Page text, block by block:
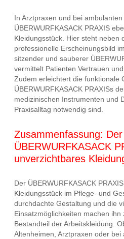
In Arztpraxen und bei
ÜBERWURFKASACK PRAXIS
Kleidungsstück. Hier steht neben
professionelle Erscheinungsbild
sitzender und sauberer
vermittelt Patienten Vertrauen
Zudem erleichtert die funktionale
ÜBERWURFKASACK PRAXISs
medizinischen Instrumenten und
Praxisalltag notwendig sind.
Zusammenfassung: Der
ÜBERWURFKASACK
unverzichtbares
Der ÜBERWURFKASACK
Kleidungsstück im Pflege- und
durchdachte Gestaltung und die
Einsatzmöglichkeiten machen ihn
Bestandteil der Arbeitskleidung.
Altenheimen, Arztpraxen oder